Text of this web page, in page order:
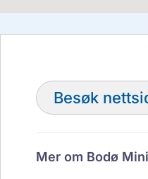
Besøk
Mer om Bodø